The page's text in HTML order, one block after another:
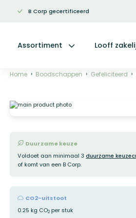
B Corp gecertificeerd
Assortiment Looff
Home Boodschappen Gefeliciteerd
Ga
gallerij
Duurzame keuze
Voldoet aan minimaal 3 duurzame
of komt van een B Corp.
CO2-uitstoot
0.25 kg CO2 per stuk